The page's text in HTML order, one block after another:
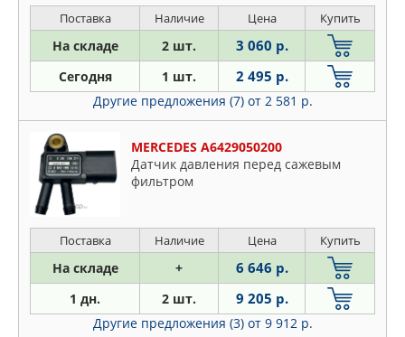
TRUCKTEC AUTOMOTIVE
VAG
VIKA
ZENTPARTS
Поставка Наличие Цена Купить
На складе 2 шт. 3 060 р.
Сегодня 1 шт. 2 495 р.
Другие предложения (7) от 2 581 р.
MERCEDES A6429050200
Датчик давления перед сажевым
фильтром
Поставка Наличие Цена Купить
На складе + 6 646 р.
1 дн. 2 шт. 9 205 р.
Другие предложения (3) от 9 912 р.